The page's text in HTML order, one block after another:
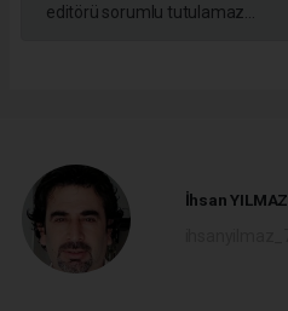
editörü sorumlu tutulamaz...
İhsan YILMAZ